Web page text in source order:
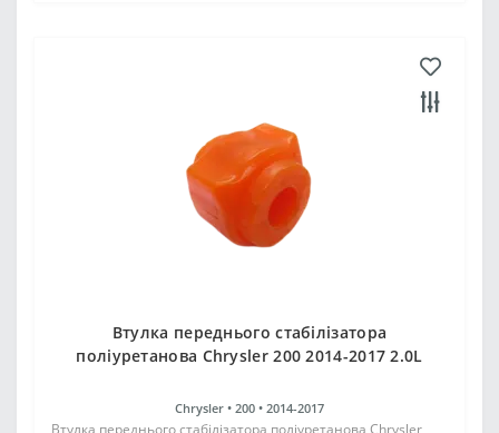
Втулка переднього стабілізатора
поліуретанова Chrysler 200 2014-2017 2.0L
Chrysler • 200 • 2014-2017
Втулка переднього стабілізатора поліуретанова Chrysler